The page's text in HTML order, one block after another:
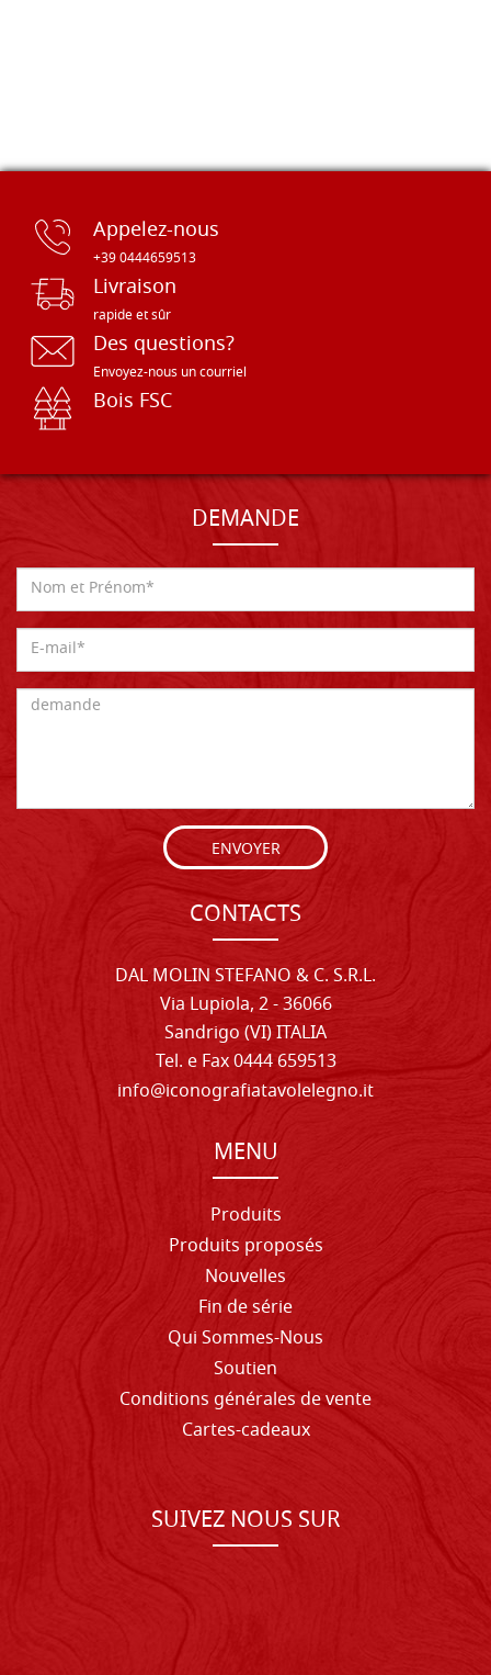
Appelez-nous
+39 0444659513
Livraison
rapide et sûr
Des questions?
Envoyez-nous un courriel
Bois FSC
DEMANDE
ENVOYER
CONTACTS
DAL MOLIN STEFANO & C. S.R.L.
Via Lupiola, 2 - 36066
Sandrigo (VI) ITALIA
Tel. e Fax 0444 659513
info@iconografiatavolelegno.it
MENU
Produits
Produits proposés
Nouvelles
Fin de série
Qui Sommes-Nous
Soutien
Conditions générales de vente
Cartes-cadeaux
SUIVEZ NOUS SUR